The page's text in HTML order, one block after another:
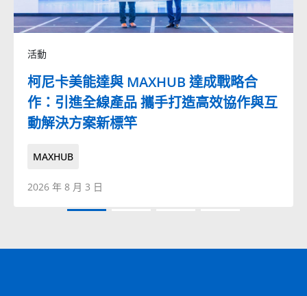
活動
柯尼卡美能達與 MAXHUB 達成戰略合
作：引進全線產品 攜手打造高效協作與互
動解決方案新標竿
MAXHUB
2026 年 8 月 3 日